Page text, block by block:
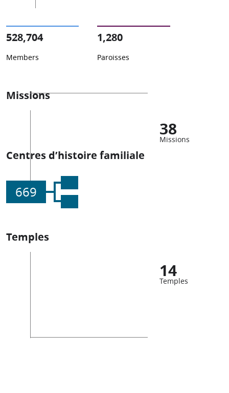
528,704
Members
1,280
Paroisses
Missions
38
Missions
Centres d’histoire familiale
669
Temples
14
Temples